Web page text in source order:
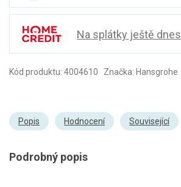
Na splátky ještě dnes
Kód produktu: 4004610 Značka: Hansgrohe
Popis Hodnocení Související
Podrobný popis